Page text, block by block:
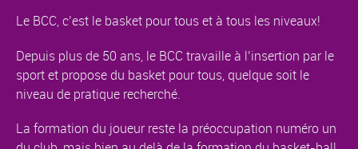
Le BCC, c’est le basket pour tous et à tous les niveaux!
Depuis plus de 50 ans, le BCC travaille à l’insertion par le
sport et propose du basket pour tous, quelque soit le
niveau de pratique recherché.
La formation du joueur reste la préoccupation numéro un